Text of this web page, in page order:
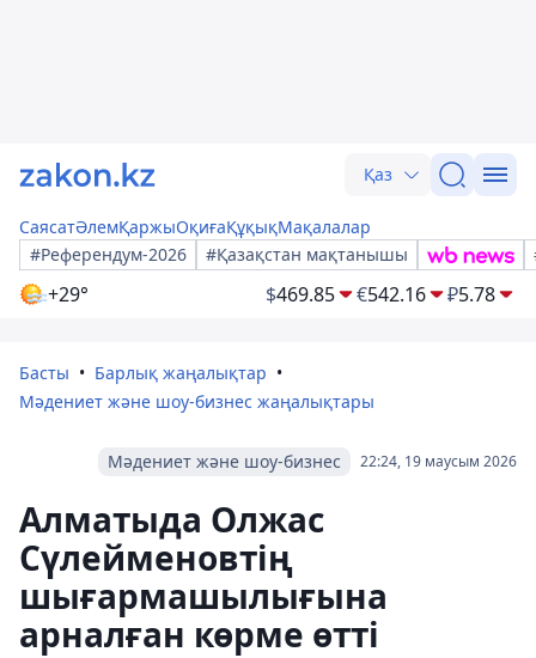
Қаз
СаясатӘлемҚаржыОқиғаҚұқықМақалалар
#Референдум-2026
#Қазақстан мақтанышы
+29° $469.85 €542.16 ₽5.78
Басты
Барлық жаңалықтар
Мәдениет және шоу-бизнес жаңалықтары
22:24, 19 маусым 2026
Мәдениет және шоу-бизнес
Алматыда Олжас
Сүлейменовтің
шығармашылығына
арналған көрме өтті